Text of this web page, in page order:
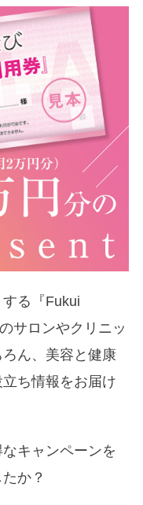
る『Fukui
サロンやクリニッ
ん、美容と健康
ち情報をお届け
キャンペーンを
か？